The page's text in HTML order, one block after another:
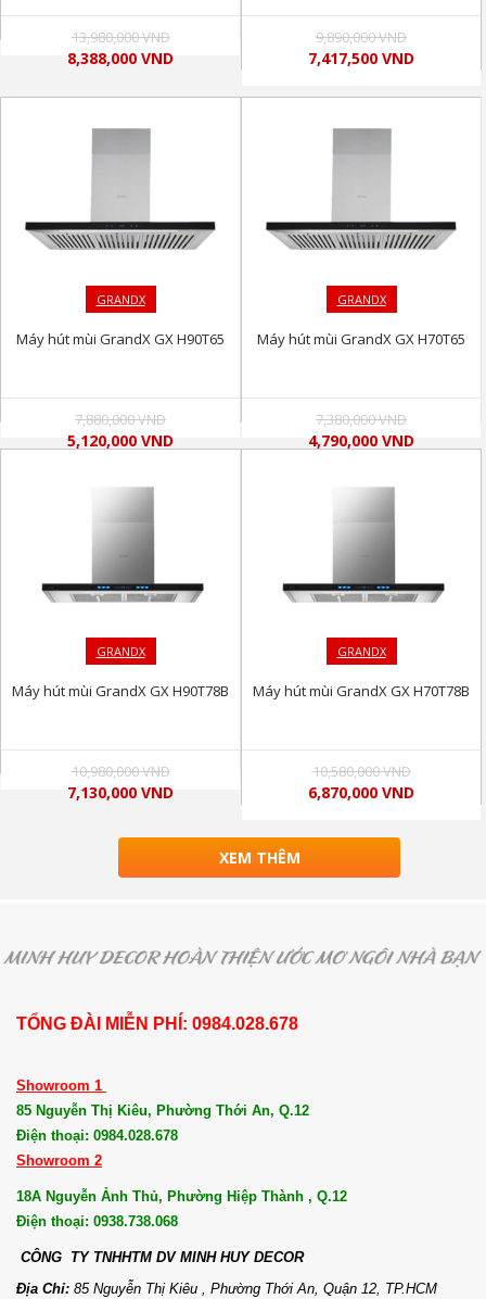
13,980,000 VND
8,388,000 VND
9,890,000 VND
7,417,500 VND
GRANDX
Máy hút mùi GrandX GX H90T65
7,880,000 VND
5,120,000 VND
GRANDX
Máy hút mùi GrandX GX H70T65
7,380,000 VND
4,790,000 VND
GRANDX
Máy hút mùi GrandX GX H90T78B
10,980,000 VND
7,130,000 VND
GRANDX
Máy hút mùi GrandX GX H70T78B
10,580,000 VND
6,870,000 VND
XEM THÊM
TỔNG ĐÀI MIỄN PHÍ: 0984.028.678
Showroom 1
85 Nguyễn Thị Kiêu, Phường Thới An, Q.12
Điện thoại: 0984.028.678
Showroom 2
18A Nguyễn Ảnh Thủ, Phường Hiệp Thành , Q.12
Điện thoại: 0938.738.068
CÔNG TY TNHHTM DV MINH HUY DECOR
Địa Chỉ: 85 Nguyễn Thị Kiêu , Phường Thới An, Quận 12, TP.HCM